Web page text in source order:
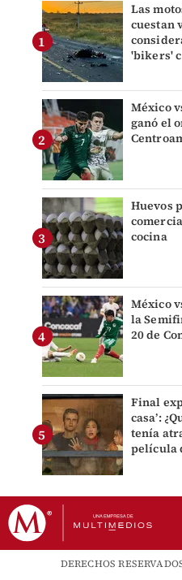
Las
cuestan
'bikers'
México
ganó el
Huevos
cocina
México
la
20 de
Final
casa’:
tenía
película
DERECHOS